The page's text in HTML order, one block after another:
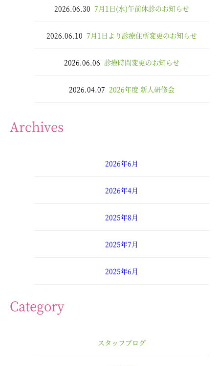
2026.06.30 7月1日(水)午前休診のお知らせ
2026.06.10 7月1日より診療住所変更のお知らせ
2026.06.06 診療時間変更のお知らせ
2026.04.07 2026年度 新人研修会
Archives
2026年6月
2026年4月
2025年8月
2025年7月
2025年6月
Category
スタッフブログ